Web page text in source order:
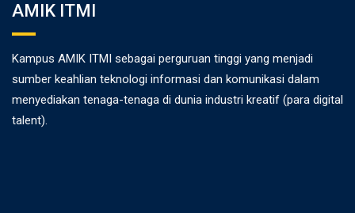
AMIK ITMI
Kampus AMIK ITMI sebagai perguruan tinggi yang menjadi
sumber keahlian teknologi informasi dan komunikasi dalam
menyediakan tenaga-tenaga di dunia industri kreatif (para digital
talent).